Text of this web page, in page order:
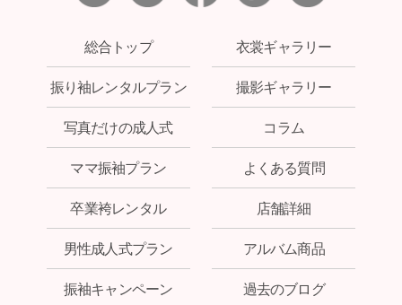
総合トップ
振り袖レンタルプラン
写真だけの成人式
ママ振袖プラン
卒業袴レンタル
男性成人式プラン
振袖キャンペーン
衣裳ギャラリー
撮影ギャラリー
コラム
よくある質問
店舗詳細
アルバム商品
過去のブログ